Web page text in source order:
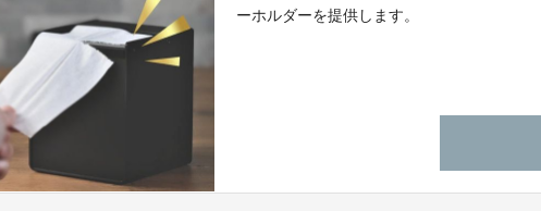
ーホルダーを提供します。